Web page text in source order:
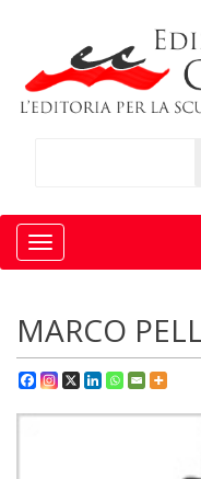
Toggle
navigation
MARCO